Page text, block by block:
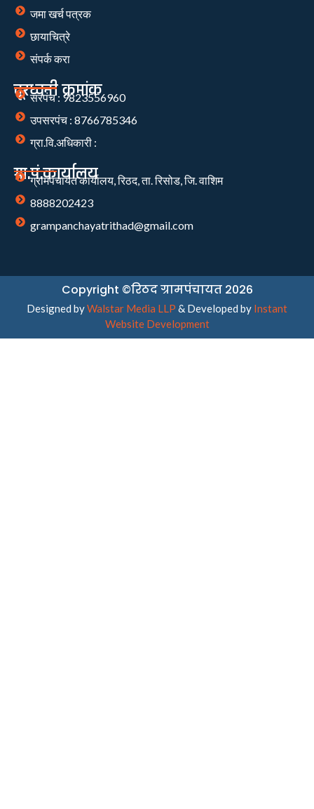
जमा खर्च पत्रक
छायाचित्रे
संपर्क करा
दूरध्वनी क्रमांक
सरपंच : 9823556960
उपसरपंच : 8766785346
ग्रा.वि.अधिकारी :
ग्रा.पं.कार्यालय
ग्रामपंचायत कार्यालय, रिठद, ता. रिसोड, जि. वाशिम
8888202423
grampanchayatrithad@gmail.com
Copyright ©रिठद ग्रामपंचायत 2026
Designed byWalstar Media LLP & Developed by Instant
Website Development